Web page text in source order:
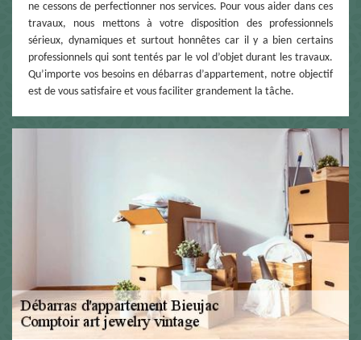
ne cessons de perfectionner nos services. Pour vous aider dans ces
travaux, nous mettons à votre disposition des professionnels
sérieux, dynamiques et surtout honnêtes car il y a bien certains
professionnels qui sont tentés par le vol d’objet durant les travaux.
Qu’importe vos besoins en débarras d’appartement, notre objectif
est de vous satisfaire et vous faciliter grandement la tâche.